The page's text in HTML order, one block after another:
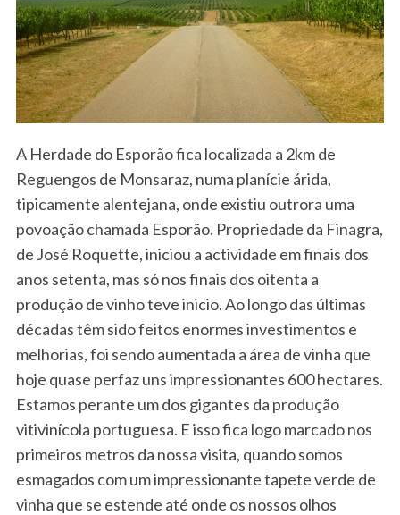
A Herdade do Esporão fica localizada a 2km de
Reguengos de Monsaraz, numa planície árida,
tipicamente alentejana, onde existiu outrora uma
povoação chamada Esporão. Propriedade da Finagra,
de José Roquette, iniciou a actividade em finais dos
anos setenta, mas só nos finais dos oitenta a
produção de vinho teve inicio. Ao longo das últimas
décadas têm sido feitos enormes investimentos e
melhorias, foi sendo aumentada a área de vinha que
hoje quase perfaz uns impressionantes 600 hectares.
Estamos perante um dos gigantes da produção
vitivinícola portuguesa. E isso fica logo marcado nos
primeiros metros da nossa visita, quando somos
esmagados com um impressionante tapete verde de
vinha que se estende até onde os nossos olhos